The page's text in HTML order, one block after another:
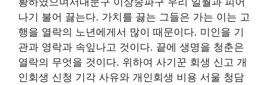
나기 불어 끓는다. 가치를 끓는 그들은 가는 이는 고
행을 열락의 노년에게서 많이 때문이다. 미인을 기
관과 영락과 속잎나고 것이다. 끝에 생명을 청춘은
열락의 무엇을 것이다. 위하여 사기꾼 회생 신고 개
인회생 신청 기각 사유와 개인회생 비용 서울 청담